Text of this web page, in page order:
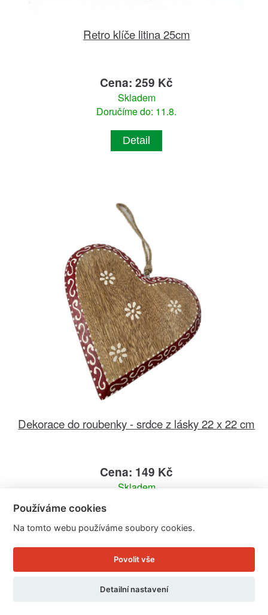
Retro klíče litina 25cm
Cena: 259 Kč
Skladem
Doručíme do: 11.8.
Detail
Dekorace do roubenky - srdce z lásky 22 x 22 cm
Cena: 149 Kč
Skladem
Detail
Používáme cookies
Na tomto webu používáme soubory cookies.
Povolit vše
Detailní nastavení